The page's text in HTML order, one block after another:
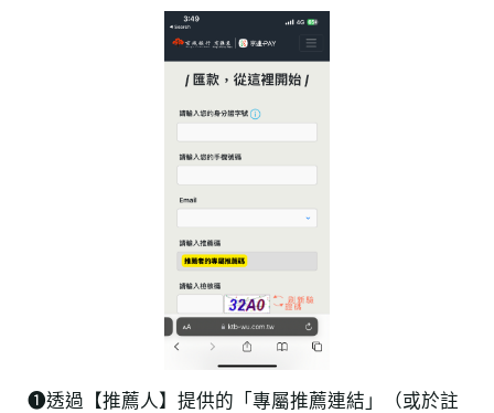
❶透過【推薦人】提供的「專屬推薦連結」（或於註